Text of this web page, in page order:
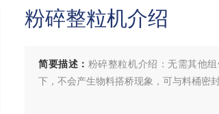
粉碎整粒机介绍
简要描述： 粉碎整粒机介绍：无需其他
下，不会产生物料搭桥现象，可与料桶密